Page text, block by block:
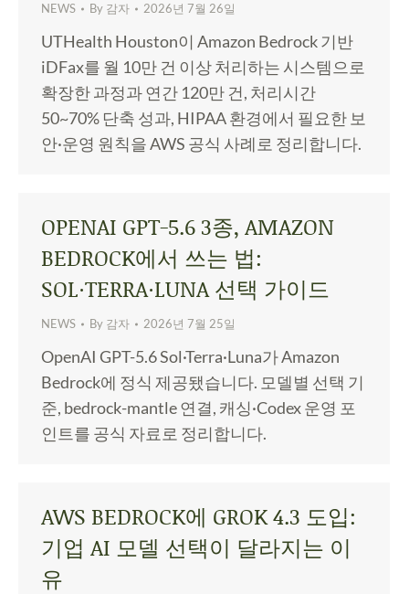
NEWS By 감자 2026년 7월 26일
UTHealth Houston이 Amazon Bedrock 기반
iDFax를 월 10만 건 이상 처리하는 시스템으로
확장한 과정과 연간 120만 건, 처리시간
50~70% 단축 성과, HIPAA 환경에서 필요한 보
안·운영 원칙을 AWS 공식 사례로 정리합니다.
OPENAI GPT-5.6 3종, AMAZON
BEDROCK에서 쓰는 법:
SOL·TERRA·LUNA 선택 가이드
NEWS By 감자 2026년 7월 25일
OpenAI GPT-5.6 Sol·Terra·Luna가 Amazon
Bedrock에 정식 제공됐습니다. 모델별 선택 기
준, bedrock-mantle 연결, 캐싱·Codex 운영 포
인트를 공식 자료로 정리합니다.
AWS BEDROCK에 GROK 4.3 도입:
기업 AI 모델 선택이 달라지는 이
유